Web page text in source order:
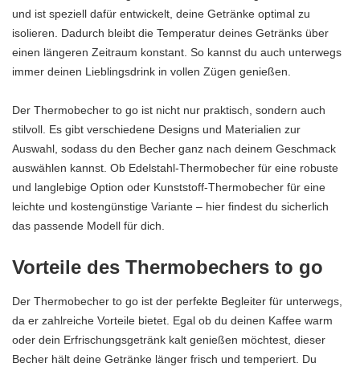
und ist speziell dafür entwickelt, deine Getränke optimal zu
isolieren. Dadurch bleibt die Temperatur deines Getränks über
einen längeren Zeitraum konstant. So kannst du auch unterwegs
immer deinen Lieblingsdrink in vollen Zügen genießen.
Der Thermobecher to go ist nicht nur praktisch, sondern auch
stilvoll. Es gibt verschiedene Designs und Materialien zur
Auswahl, sodass du den Becher ganz nach deinem Geschmack
auswählen kannst. Ob Edelstahl-Thermobecher für eine robuste
und langlebige Option oder Kunststoff-Thermobecher für eine
leichte und kostengünstige Variante – hier findest du sicherlich
das passende Modell für dich.
Vorteile des Thermobechers to go
Der Thermobecher to go ist der perfekte Begleiter für unterwegs,
da er zahlreiche Vorteile bietet. Egal ob du deinen Kaffee warm
oder dein Erfrischungsgetränk kalt genießen möchtest, dieser
Becher hält deine Getränke länger frisch und temperiert. Du